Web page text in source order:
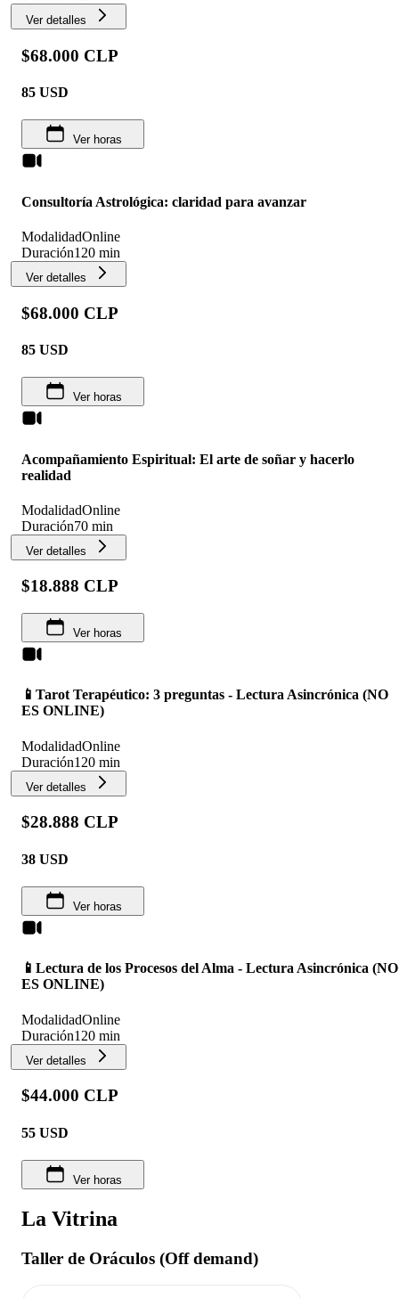
Ver detalles
$68.000 CLP
85 USD
Ver horas
Consultoría Astrológica: claridad para avanzar
ModalidadOnline
Duración120 min
Ver detalles
$68.000 CLP
85 USD
Ver horas
Acompañamiento Espiritual: El arte de soñar y hacerlo
realidad
ModalidadOnline
Duración70 min
Ver detalles
$18.888 CLP
Ver horas
📱Tarot Terapéutico: 3 preguntas - Lectura Asincrónica (NO
ES ONLINE)
ModalidadOnline
Duración120 min
Ver detalles
$28.888 CLP
38 USD
Ver horas
📱Lectura de los Procesos del Alma - Lectura Asincrónica (NO
ES ONLINE)
ModalidadOnline
Duración120 min
Ver detalles
$44.000 CLP
55 USD
Ver horas
La Vitrina
Taller de Oráculos (Off demand)